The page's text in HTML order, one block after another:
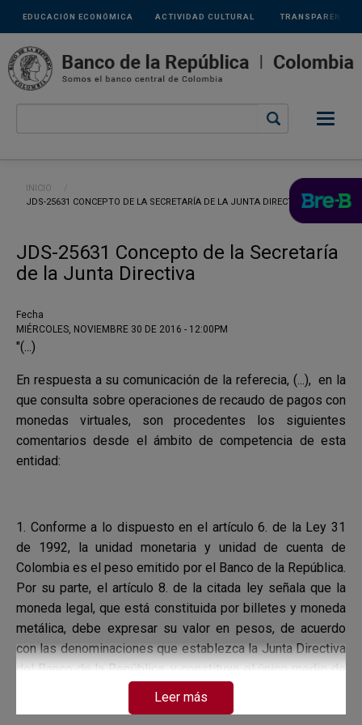
Pasar al contenido principal
Links
secundarios
ACTIVIDAD CULTURAL
EDUCACIÓN ECONÓMICA TRANSPARENCIA
Ruta de navegación
INICIO
CURRENT:
JDS-25631 CONCEPTO DE LA SECRETARÍA DE LA JUNTA DIRECTIVA
JDS-25631 Concepto de la Secretaría
de la Junta Directiva
Fecha
MIÉRCOLES, NOVIEMBRE 30 DE 2016 - 12:00PM
"(...)
En respuesta a su comunicación de la referecia, (...), en la
que consulta sobre operaciones de recaudo de pagos con
monedas virtuales, son procedentes los siguientes
comentarios desde el ámbito de competencia de esta
entidad:
1. Conforme a lo dispuesto en el artículo 6. de la Ley 31
de 1992, la unidad monetaria y unidad de cuenta de
Colombia es el peso emitido por el Banco de la República.
Por su parte, el artículo 8. de la citada ley señala que la
moneda legal, que está constituida por billetes y moneda
metálica, debe expresar su valor en pesos, de acuerdo
con las denominaciones que establezca la Junta Directiva
del Banco de la República, y constituye el único medio de
pago de curso legal con poder liberatorio ilimitado.
Leer más